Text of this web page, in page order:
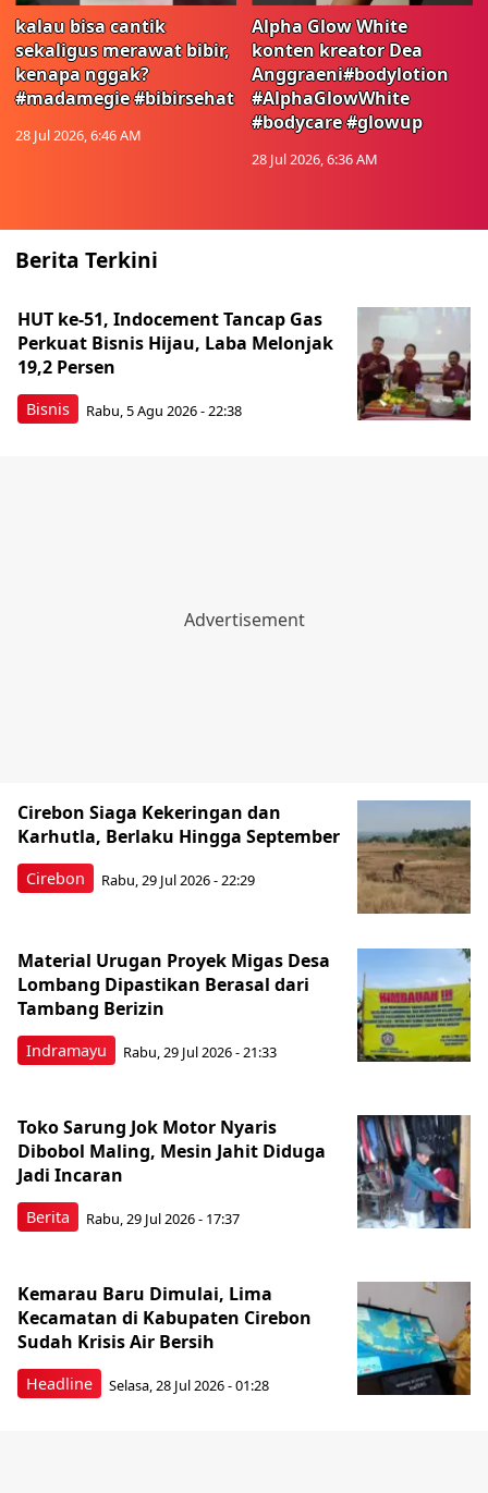
kalau bisa cantik
sekaligus merawat bibir,
kenapa nggak?
#madamegie #bibirsehat
28 Jul 2026, 6:46 AM
Alpha Glow White
konten kreator Dea
Anggraeni#bodylotion
#AlphaGlowWhite
#bodycare #glowup
28 Jul 2026, 6:36 AM
Berita Terkini
Bisnis
HUT ke-51, Indocement Tancap Gas
Perkuat Bisnis Hijau, Laba Melonjak
19,2 Persen
Rabu, 5 Agu 2026 - 22:38
Cirebon
Cirebon Siaga Kekeringan dan
Karhutla, Berlaku Hingga September
Rabu, 29 Jul 2026 - 22:29
Indramayu
Material Urugan Proyek Migas Desa
Lombang Dipastikan Berasal dari
Tambang Berizin
Rabu, 29 Jul 2026 - 21:33
Berita
Toko Sarung Jok Motor Nyaris
Dibobol Maling, Mesin Jahit Diduga
Jadi Incaran
Rabu, 29 Jul 2026 - 17:37
Headline
Kemarau Baru Dimulai, Lima
Kecamatan di Kabupaten Cirebon
Sudah Krisis Air Bersih
Selasa, 28 Jul 2026 - 01:28